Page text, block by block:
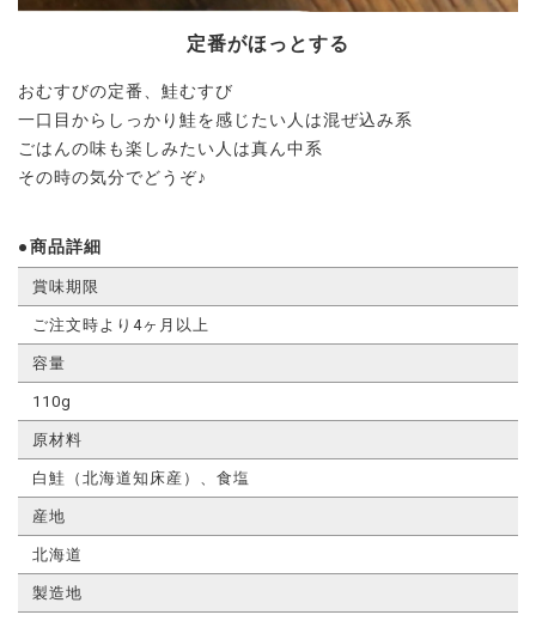
定番がほっとする
おむすびの定番、鮭むすび
一口目からしっかり鮭を感じたい人は混ぜ込み系
ごはんの味も楽しみたい人は真ん中系
その時の気分でどうぞ♪
商品詳細
賞味期限
ご注文時より4ヶ月以上
容量
110g
原材料
白鮭（北海道知床産）、食塩
産地
北海道
製造地